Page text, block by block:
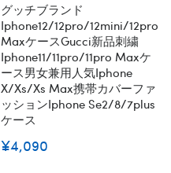
グッチブランド
Iphone12/12pro/12mini/12pro
MaxケースGucci新品刺繍
Iphone11/11pro/11pro Maxケ
ース男女兼用人気iphone
X/xs/xs Max携帯カバーファ
ッションiphone Se2/8/7plus
ケース
¥4,090